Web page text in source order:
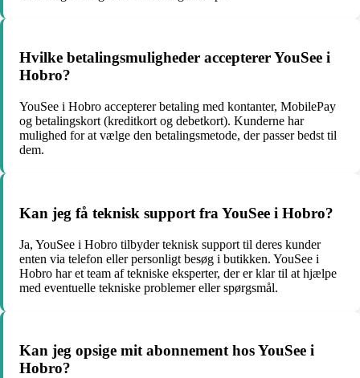
Hvilke betalingsmuligheder accepterer YouSee i
Hobro?
YouSee i Hobro accepterer betaling med kontanter, MobilePay
og betalingskort (kreditkort og debetkort). Kunderne har
mulighed for at vælge den betalingsmetode, der passer bedst til
dem.
Kan jeg få teknisk support fra YouSee i Hobro?
Ja, YouSee i Hobro tilbyder teknisk support til deres kunder
enten via telefon eller personligt besøg i butikken. YouSee i
Hobro har et team af tekniske eksperter, der er klar til at hjælpe
med eventuelle tekniske problemer eller spørgsmål.
Kan jeg opsige mit abonnement hos YouSee i
Hobro?